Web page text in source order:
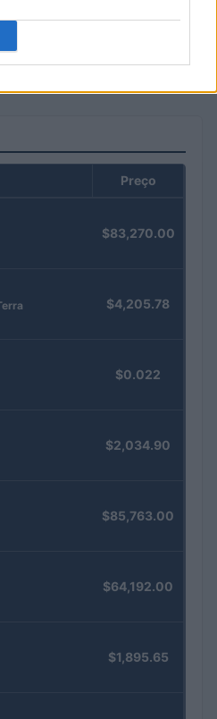
commodities em queda
Preço
$83,270.00
$4,205.78
$0.022
$2,034.90
$85,763.00
$64,192.00
$1,895.65